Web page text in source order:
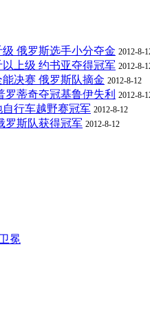
俄罗斯选手小分夺金 2012-8-
上级 约书亚夺得冠军 2012-8-
决赛 俄罗斯队摘金 2012-8-12
蒂奇夺冠基鲁伊失利 2012-8-
行车越野赛冠军 2012-8-12
罗斯队获得冠军 2012-8-12
冕